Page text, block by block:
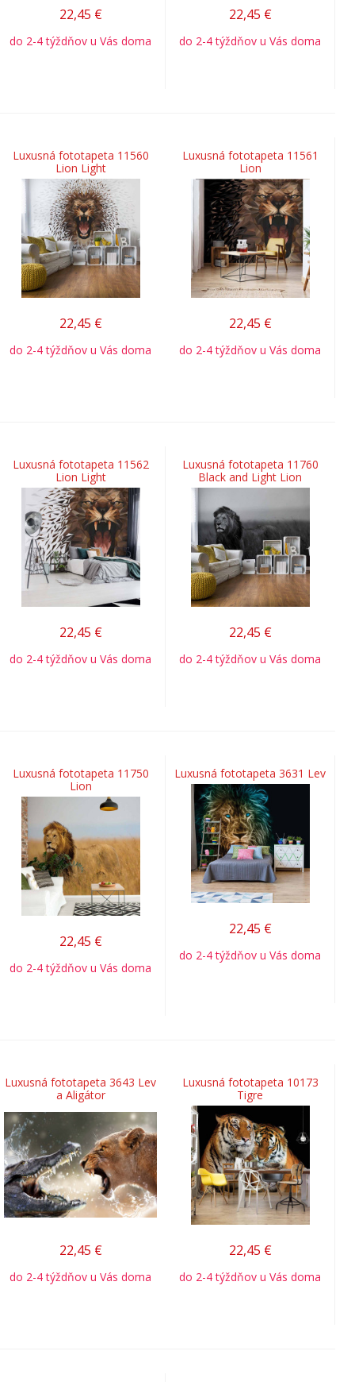
22,45 €
do 2-4 týždňov u Vás doma
22,45 €
do 2-4 týždňov u Vás doma
Luxusná fototapeta 11560
Lion Light
22,45 €
do 2-4 týždňov u Vás doma
Luxusná fototapeta 11561
Lion
22,45 €
do 2-4 týždňov u Vás doma
Luxusná fototapeta 11562
Lion Light
22,45 €
do 2-4 týždňov u Vás doma
Luxusná fototapeta 11760
Black and Light Lion
22,45 €
do 2-4 týždňov u Vás doma
Luxusná fototapeta 11750
Lion
22,45 €
do 2-4 týždňov u Vás doma
Luxusná fototapeta 3631 Lev
22,45 €
do 2-4 týždňov u Vás doma
Luxusná fototapeta 3643 Lev
a Aligátor
22,45 €
do 2-4 týždňov u Vás doma
Luxusná fototapeta 10173
Tigre
22,45 €
do 2-4 týždňov u Vás doma